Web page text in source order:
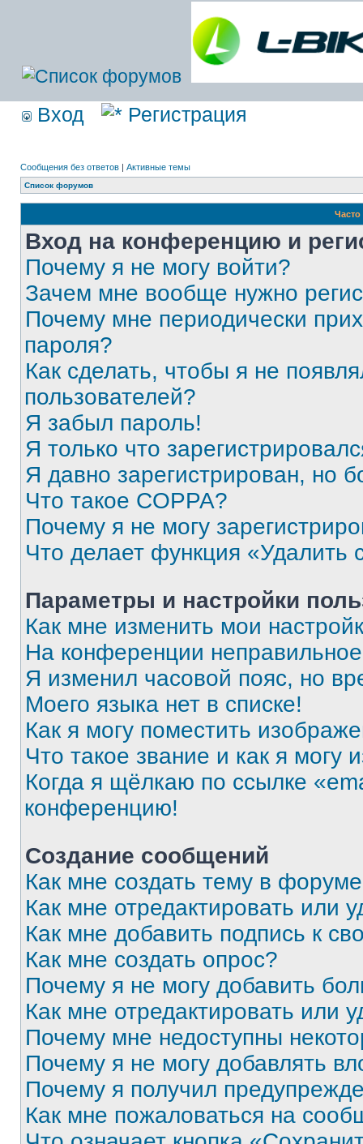
Вход Регистрация
Сообщения без ответов | Активные темы
Список форумов
Вход на конференцию и
Почему я не могу войти?
Зачем мне вообще нужно
Почему мне периодически
пароля?
Как сделать, чтобы я не
пользователей?
Я забыл пароль!
Я только что
Я давно зарегистрирован, но
Что такое COPPA?
Почему я не могу
Что делает функция «Удалить
Параметры и настройки
Как мне изменить мои
На конференции
Я изменил часовой пояс, но
Моего языка нет в списке!
Как я могу поместить
Что такое звание и как я могу
Когда я щёлкаю по ссылке
конференцию!
Создание сообщений
Как мне создать тему в
Как мне отредактировать или
Как мне добавить подпись к
Как мне создать опрос?
Почему я не могу добавить
Как мне отредактировать или
Почему мне недоступны
Почему я не могу добавлять
Почему я получил
Как мне пожаловаться на